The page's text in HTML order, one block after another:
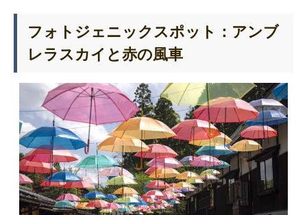
フォトジェニックスポット：アンブ
レラスカイと赤の風車